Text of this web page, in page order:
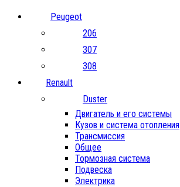
Peugeot
206
307
308
Renault
Duster
Двигатель и его системы
Кузов и система отопления
Трансмиссия
Общее
Тормозная система
Подвеска
Электрика